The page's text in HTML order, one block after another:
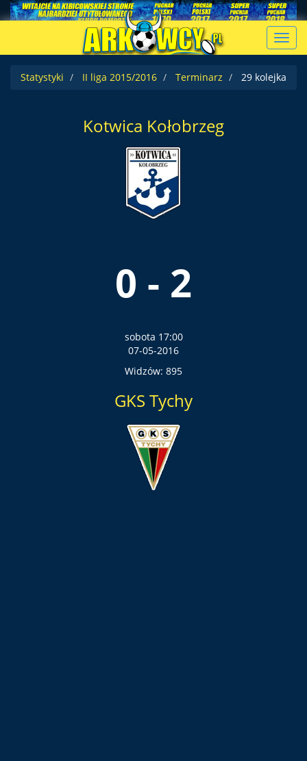
Statystyki
II liga 2015/2016 Terminarz 29 kolejka
Kotwica Kołobrzeg
0 - 2
sobota 17:00
07-05-2016
Widzów: 895
GKS Tychy